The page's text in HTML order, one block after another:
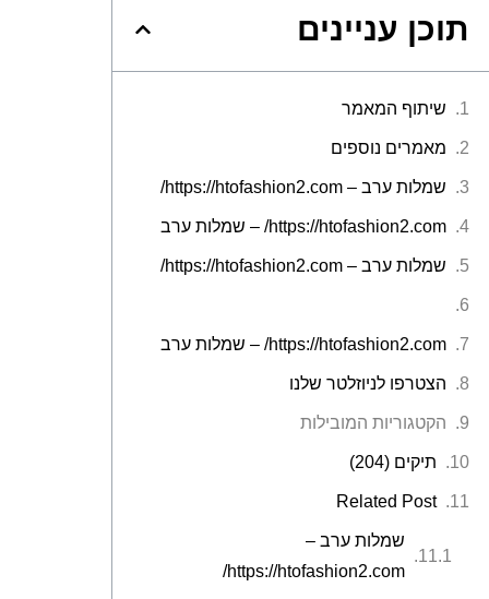
תוכן עניינים
שיתוף המאמר
מאמרים נוספים
שמלות ערב – https://htofashion2.com/
https://htofashion2.com/ – שמלות ערב
שמלות ערב – https://htofashion2.com/
https://htofashion2.com/ – שמלות ערב
הצטרפו לניוזלטר שלנו
הקטגוריות המובילות
תיקים (204)
Related Post
שמלות ערב –
https://htofashion2.com/